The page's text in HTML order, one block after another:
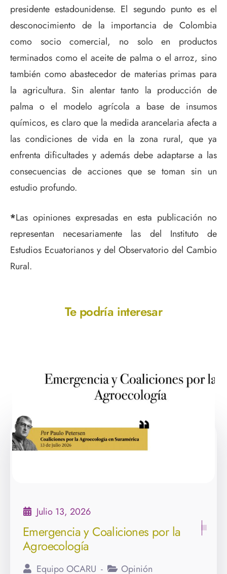
presidente estadounidense. El segundo punto es el
desconocimiento de la importancia de Colombia
como socio comercial, no solo en productos
terminados como el aceite de palma o el arroz, sino
también como abastecedor de materias primas para
la agricultura. Sin alentar tanto la producción de
palma o el modelo agrícola a base de insumos
químicos, es claro que la medida arancelaria afecta a
las condiciones de vida en la zona rural, que ya
enfrenta dificultades y además debe adaptarse a las
consecuencias de acciones que se toman sin un
estudio profundo.
*Las opiniones expresadas en esta publicación no
representan necesariamente las del Instituto de
Estudios Ecuatorianos y del Observatorio del Cambio
Rural.
Te podría interesar
Julio 13, 2026
Emergencia y Coaliciones por la
Agroecología
Equipo OCARU Opinión